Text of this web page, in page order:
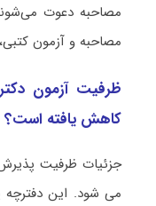
مصاحبه دعوت
مصاحبه و آزمون
کاهش یافته است؟
جزئیات ظرفیت
می شود. این دفترچه